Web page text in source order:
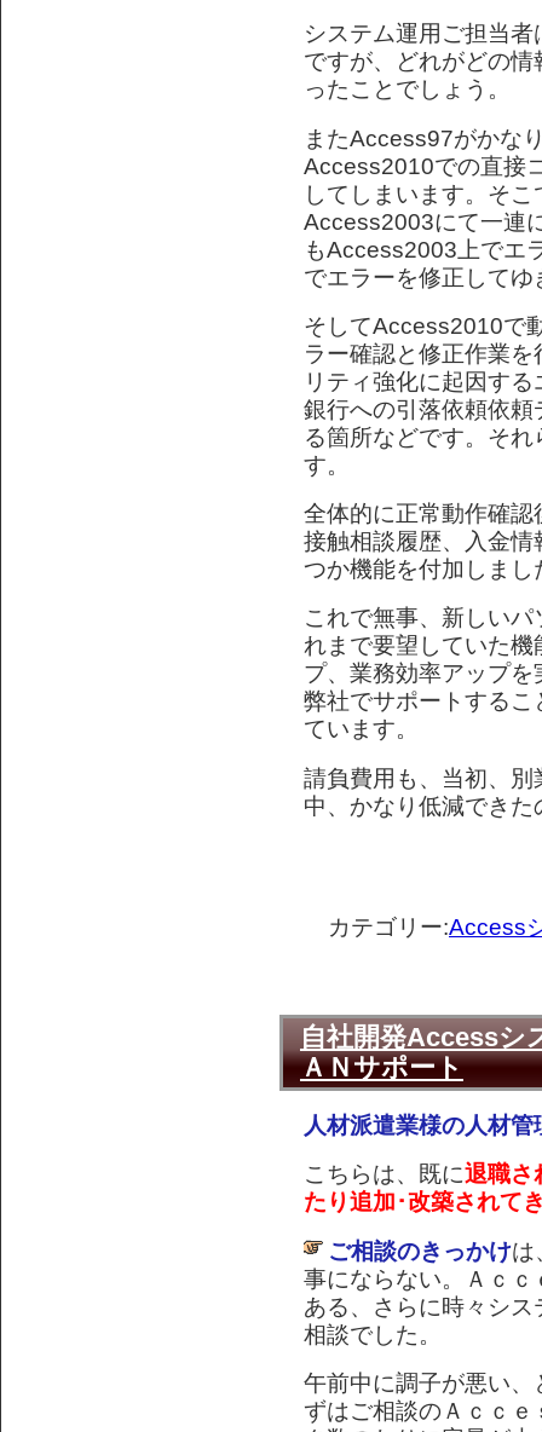
システム運用ご担当
ですが、どれがどの
ったことでしょう。
またAccess97がかな
Access2010での直接
してしまいます。そ
Access2003にて一連
もAccess2003上でエ
でエラーを修正してゆ
そしてAccess2010で
ラー確認と修正作業
リティ強化に起因す
銀行への引落依頼依
る箇所などです。そ
す。
全体的に正常動作確
接触相談履歴、入金
つか機能を付加しまし
これで無事、新しい
れまで要望していた
プ、業務効率アップ
弊社でサポートする
ています。
請負費用も、当初、
中、かなり低減でき
カテゴリー:Access
自社開発Accessシ
ＡＮサポート
人材派遣業様の人材
こちらは、既に退職さ
たり追加･改築されて
ご相談のきっかけは
事にならない。Ａｃ
ある、さらに時々シ
相談でした。
午前中に調子が悪い
ずはご相談のＡｃｃ